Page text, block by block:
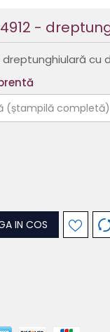
-
cu
IN COS